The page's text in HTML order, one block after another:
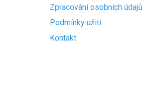
Zpracování osobních údajů
Podmínky užití
Kontakt